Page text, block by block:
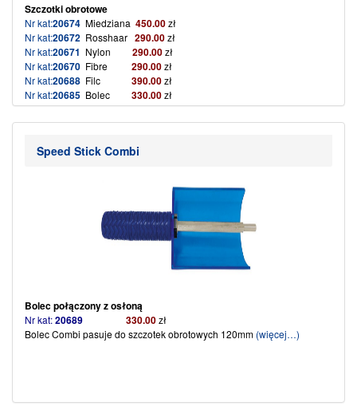
Szczotki obrotowe
Nr kat:20674 Miedziana 450.00zł
Nr kat:20672 Rosshaar 290.00zł
Nr kat:20671 Nylon 290.00zł
Nr kat:20670 Fibre 290.00zł
Nr kat:20688 Filc 390.00zł
Nr kat:20685 Bolec 330.00zł
Nr kat:20689 Bolec z osłoną330.00
Speed Stick Combi
Bolec połączony z osłoną
Nr kat:20689 330.00zł
Bolec Combi pasuje do szczotek obrotowych 120mm (więcej…)